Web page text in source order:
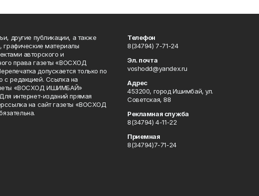
другие публикации, а также
графические материалы
авторского и
права газеты «ВОСХОД
допускается только по
с редакцией. Ссылка на
«ВОСХОД ИШИМБАЙ»
интернет-изданий прямая
на сайт газеты «ВОСХОД
Телефон
8(34794) 7-71-24
Эл. почта
voshodd@yandex.ru
Адрес
453200, город Ишимбай, ул.
Советская, 88
Рекламная служба
8(34794) 4-11-22
Приемная
8(34794)7-71-24